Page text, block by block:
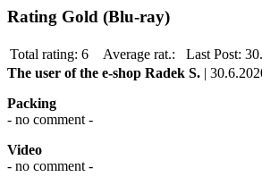
Rating Gold (Blu-ray)
Total rating: 6 Average rat.: Last Post:
The user of the e-shop Radek S. |
Packing
- no comment -
Video
- no comment -